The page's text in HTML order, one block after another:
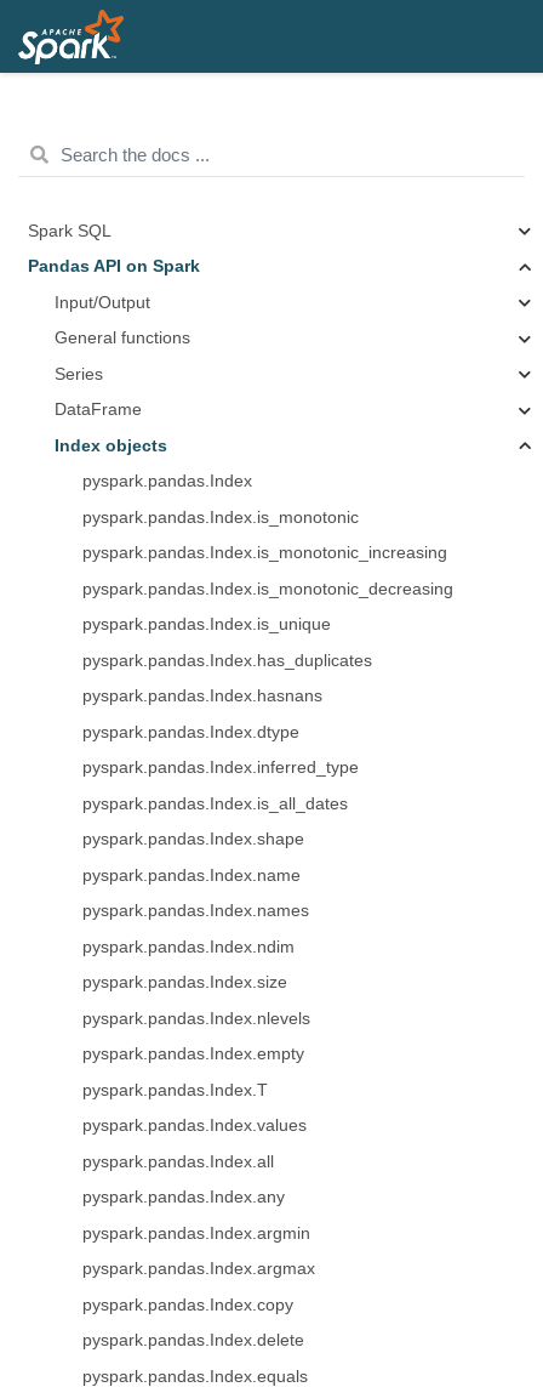
Spark SQL
Pandas API on Spark
Input/Output
General functions
Series
DataFrame
Index objects
pyspark.pandas.Index
pyspark.pandas.Index.is_monotonic
pyspark.pandas.Index.is_monotonic_increasing
pyspark.pandas.Index.is_monotonic_decreasing
pyspark.pandas.Index.is_unique
pyspark.pandas.Index.has_duplicates
pyspark.pandas.Index.hasnans
pyspark.pandas.Index.dtype
pyspark.pandas.Index.inferred_type
pyspark.pandas.Index.is_all_dates
pyspark.pandas.Index.shape
pyspark.pandas.Index.name
pyspark.pandas.Index.names
pyspark.pandas.Index.ndim
pyspark.pandas.Index.size
pyspark.pandas.Index.nlevels
pyspark.pandas.Index.empty
pyspark.pandas.Index.T
pyspark.pandas.Index.values
pyspark.pandas.Index.all
pyspark.pandas.Index.any
pyspark.pandas.Index.argmin
pyspark.pandas.Index.argmax
pyspark.pandas.Index.copy
pyspark.pandas.Index.delete
pyspark.pandas.Index.equals